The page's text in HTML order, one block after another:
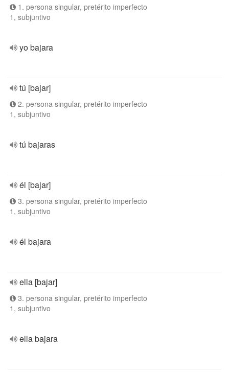
1. persona singular, pretérito imperfecto
1, subjuntivo
yo bajara
tú [bajar]
2. persona singular, pretérito imperfecto
1, subjuntivo
tú bajaras
él [bajar]
3. persona singular, pretérito imperfecto
1, subjuntivo
él bajara
ella [bajar]
3. persona singular, pretérito imperfecto
1, subjuntivo
ella bajara